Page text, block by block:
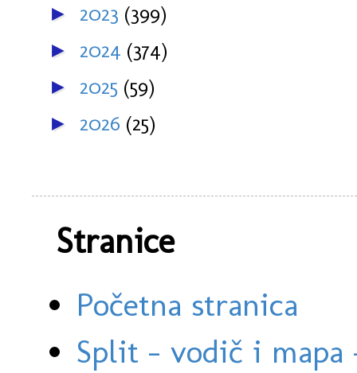
► 2023 (399)
► 2024 (374)
► 2025 (59)
► 2026 (25)
Stranice
Početna stranica
Split - vodič i